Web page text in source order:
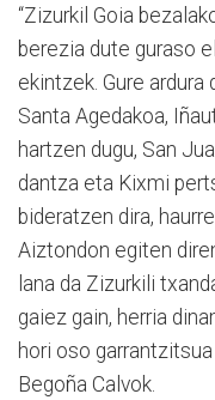
“Zizurkil Goia
berezia dute guraso
ekintzek. Gure ardura
Santa Agedakoa,
hartzen dugu, San
dantza eta Kixmi
bideratzen dira,
Aiztondon egiten
lana da Zizurkili
gaiez gain, herria
hori oso
Begoña Calvok.